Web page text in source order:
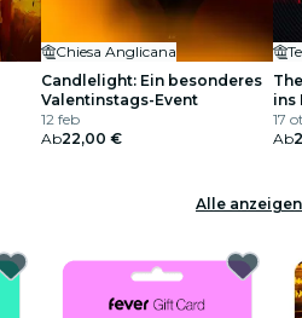
Chiesa Anglicana
Candlelight: Ein besonderes
Valentinstags-Event
12 feb
Ab22,00 €
ins
17
Ab
Alle anzeigen